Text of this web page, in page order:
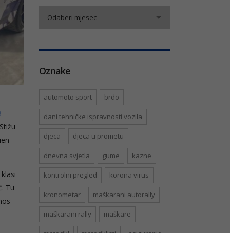
Tu
Odaberi mjesec
Oznake
automoto sport brdo
dani tehničke ispravnosti vozila
djeca djeca u prometu
dnevna svjetla gume kazne
kontrolni pregled korona virus
kronometar maškarani autorally
maškarani rally maškare